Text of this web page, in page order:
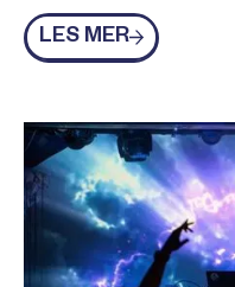
Les mer
LES MER